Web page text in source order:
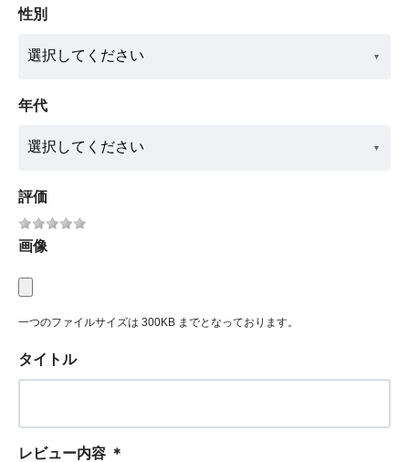
性別
年代
評価
画像
一つのファイルサイズは 300KB までとなっております。
タイトル
レビュー内容 ＊